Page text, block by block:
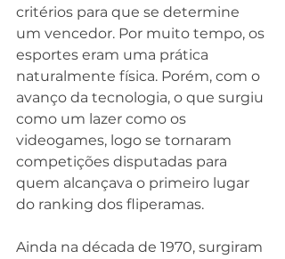
critérios para que se determine
um vencedor. Por muito tempo, os
esportes eram uma prática
naturalmente física. Porém, com o
avanço da tecnologia, o que surgiu
como um lazer como os
videogames, logo se tornaram
competições disputadas para
quem alcançava o primeiro lugar
do ranking dos fliperamas.
Ainda na década de 1970, surgiram